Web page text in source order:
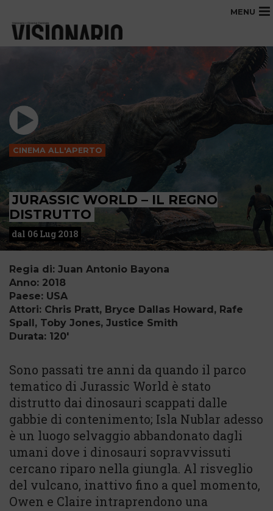
MENU
CINEMA ALL'APERTO
JURASSIC WORLD – IL REGNO
DISTRUTTO
dal 06 Lug 2018
Regia di: Juan Antonio Bayona
Anno: 2018
Paese: USA
Attori: Chris Pratt, Bryce Dallas Howard, Rafe
Spall, Toby Jones, Justice Smith
Durata: 120'
Sono passati tre anni da quando il parco
tematico di Jurassic World è stato
distrutto dai dinosauri scappati dalle
gabbie di contenimento; Isla Nublar adesso
è un luogo selvaggio abbandonato dagli
umani dove i dinosauri sopravvissuti
cercano riparo nella giungla. Al risveglio
del vulcano, inattivo fino a quel momento,
Owen e Claire intraprendono una